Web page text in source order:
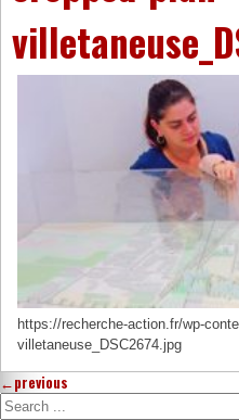
https://recherche-action.fr/wp-
villetaneuse_DSC2674.jpg
←previous
Search